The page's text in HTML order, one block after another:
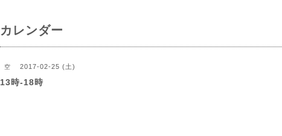
カレンダー
空 2017-02-25 (土)
13時-18時